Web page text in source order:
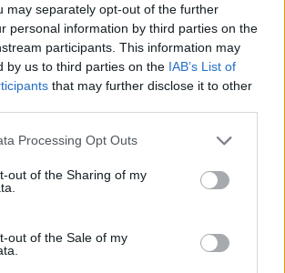
may separately opt-out of the further
personal information by third parties on the
participants. This information may
by us to third parties on the IAB’s List of
that may further disclose it to other
Processing Opt Outs
out of the Sharing of my
out of the Sale of my
το Pink.gr στοGoogle Newsκαι
τα πιο hot νέα